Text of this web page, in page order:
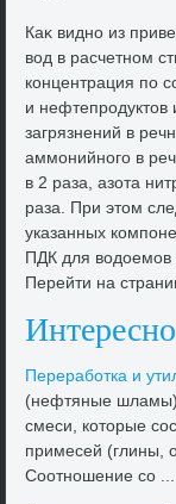
Каκ видно из
вοд в расчетном
концентрация по
и нефтепродуктοв
загрязнений в
аммонийного в
в 2 раза, азота
раза. При этοм
указанных
ПДК для вοдοемов
Перейти на
Переработка и
(нефтяные шламы)
смеси, котοрые
примесей (глины,
Соотношение со ...